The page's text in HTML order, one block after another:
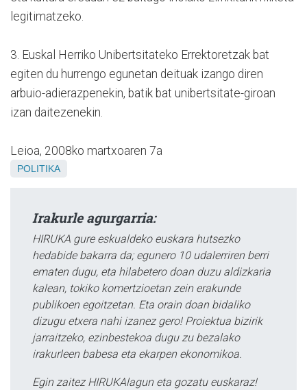
legitimatzeko.
3. Euskal Herriko Unibertsitateko Errektoretzak bat
egiten du hurrengo egunetan deituak izango diren
arbuio-adierazpenekin, batik bat unibertsitate-giroan
izan daitezenekin.
Leioa, 2008ko martxoaren 7a
POLITIKA
Irakurle agurgarria:
HIRUKA gure eskualdeko euskara hutsezko
hedabide bakarra da; egunero 10 udalerriren berri
ematen dugu, eta hilabetero doan duzu aldizkaria
kalean, tokiko komertzioetan zein erakunde
publikoen egoitzetan. Eta orain doan bidaliko
dizugu etxera nahi izanez gero! Proiektua bizirik
jarraitzeko, ezinbestekoa dugu zu bezalako
irakurleen babesa eta ekarpen ekonomikoa.
Egin zaitez HIRUKAlagun eta gozatu euskaraz!